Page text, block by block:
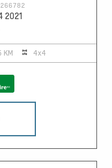
2021
KM 4x4